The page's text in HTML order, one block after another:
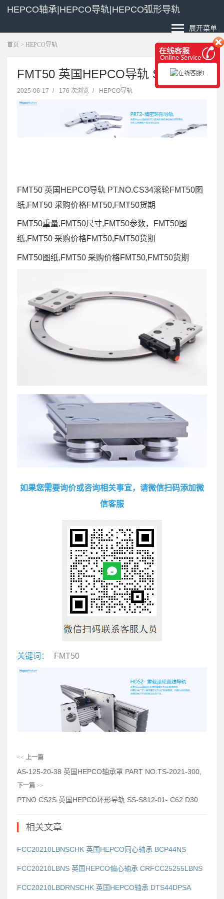
HEPCO轴承|HEPCO导轨|HEPCO弧形导轨
展开菜单
首页 > HEPCO导轨
FMT50 英国HEPCO导轨 SJ-13-E
2025-06-17 / 176 次浏览 / HEPCO导轨
FMT50 英国HEPCO导轨 PT.NO.CS34滚轮FMT50图
纸,FMT50 采购价格FMT50,FMT50货期
FMT50重量,FMT50尺寸,FMT50参数，FMT50图
纸,FMT50 采购价格FMT50,FMT50货期
FMT50图纸,FMT50 采购价格FMT50,FMT50货期
如果您需要询价或咨询相关事宜，请微信扫码添加微
信客服
关键词： FMT50
<< 上一篇
AS-125-20-38 英国HEPCO轴承罩 PART NO:TS-2021-300,
下一篇 >>
PTNO CS2S 英国HEPCO环形导轨 SS-S812-01- C62 D30
相关文章
FCC20210LBNSCHK 英国HEPCO同心轴承 BCP44NS
FCC20210LBNS 英国HEPCO偏心轴承 CRFCC25255LBNS
FCC20210LBDRNSCHK 英国HEPCO轴承 DTS44DPSA